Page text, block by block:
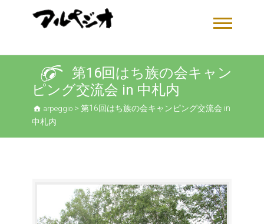
第16回はち族の会キャン
ピング交流会 in 中札内
arpeggio > 第16回はち族の会キャンピング交流会 in
中札内